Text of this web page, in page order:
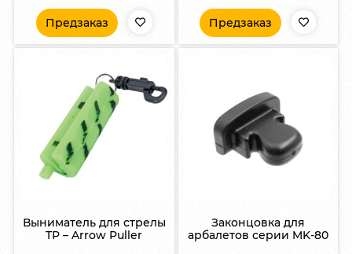
Предзаказ Предзаказ
Выниматель для стрелы
TP – Arrow Puller
Законцовка для
арбалетов серии MK-80